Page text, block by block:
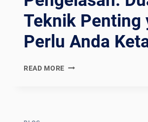
ำรวจก
ารจ
ัดการป
ระเภทต
Teknik Penting
Perlu Anda
READ MORE {:EN}EXPLORING